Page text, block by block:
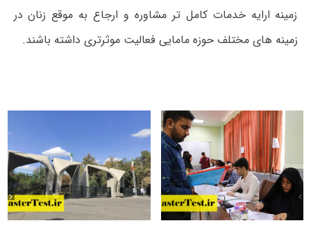
زمینه ارایه خدمات کامل تر مشاوره و ارجاع به موقع زنان در
زمینه های مختلف حوزه مامایی فعالیت موثرتری داشته باشند.